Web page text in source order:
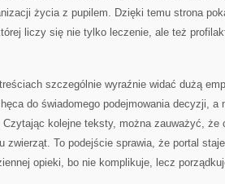
życia z pupilem. Dzięki temu strona
liczy się nie tylko leczenie, ale też
szczególnie wyraźnie widać dużą
do świadomego podejmowania decyzji, a
Czytając kolejne teksty, można zauważyć, że
zwierząt. To podejście sprawia, że portal
opieki, bo nie komplikuje, lecz